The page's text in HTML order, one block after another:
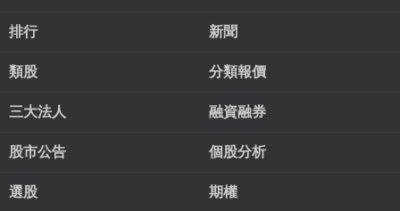
排行 新聞
類股 分類報價
三大法人 融資融券
股市公告 個股分析
選股 期權